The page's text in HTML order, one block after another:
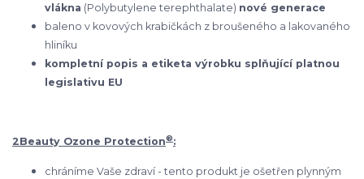
vlákna (Polybutylene terephthalate) nové generace
baleno v kovových krabičkách z broušeného a lakovaného
hliníku
kompletní popis a etiketa výrobku splňující platnou
legislativu EU
2Beauty Ozone Protection®:
chráníme Vaše zdraví - tento produkt je ošetřen plynným